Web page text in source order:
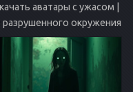
аватары с ужасом |
окружения